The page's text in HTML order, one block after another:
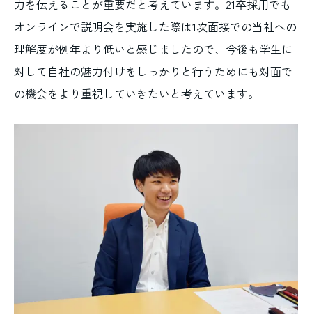
力を伝えることが重要だと考えています。21卒採用でも
オンラインで説明会を実施した際は1次面接での当社への
理解度が例年より低いと感じましたので、今後も学生に
対して自社の魅力付けをしっかりと行うためにも対面で
の機会をより重視していきたいと考えています。